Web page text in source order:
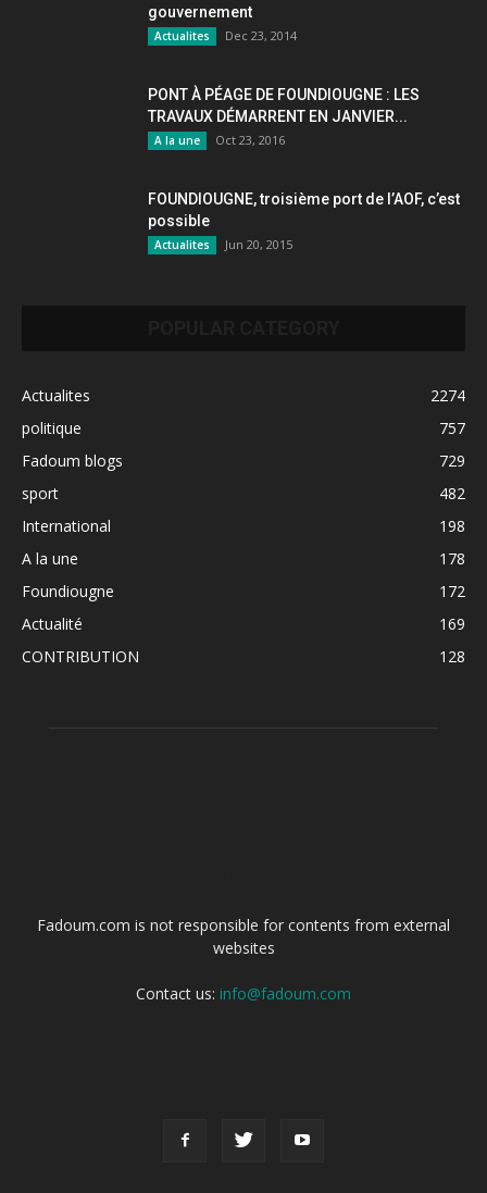
gouvernement
Actualites Dec 23, 2014
PONT À PÉAGE DE FOUNDIOUGNE : LES
TRAVAUX DÉMARRENT EN JANVIER...
A la une Oct 23, 2016
FOUNDIOUGNE, troisième port de l’AOF, c’est
possible
Actualites Jun 20, 2015
Actualites
2274
politique
757
Fadoum blogs
729
sport
482
International
198
A la une
178
Foundiougne
172
Actualité
169
CONTRIBUTION
128
Fadoum.com is not responsible for contents from external
websites
Contact us: info@fadoum.com